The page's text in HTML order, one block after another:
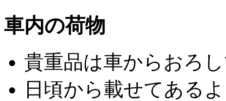
車内の荷物
貴重品は車からおろ
日頃から載せてある